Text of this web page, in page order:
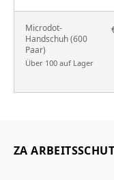
Microdot-
Handschuh (600
Paar)
Über 100 auf Lager
ZA